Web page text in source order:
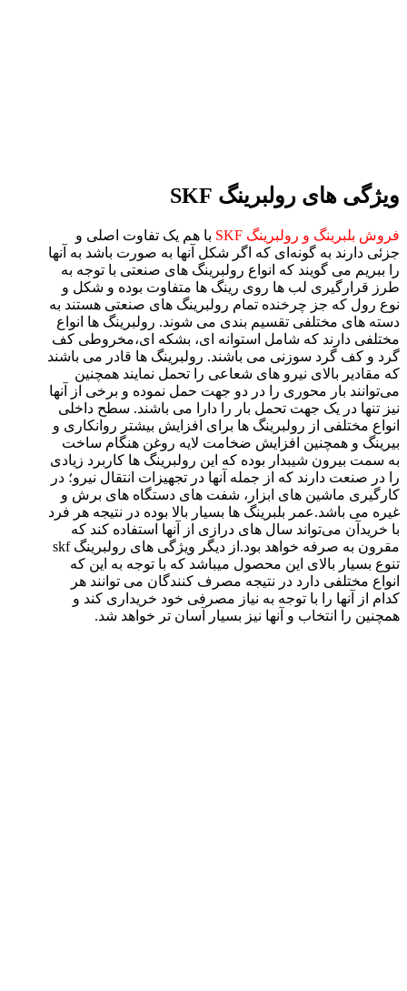
ویژگی های رولبرینگ SKF
فروش بلبرینگ و رولبرینگ SKF
با هم یک تفاوت اصلی و
جزئی دارند به گونه‌ای که اگر شکل آنها به صورت باشد به آنها
را ببریم می گویند که انواع رولبرینگ های صنعتی با توجه به
طرز قرارگیری لب ها روی رینگ ها متفاوت بوده و شکل و
نوع رول که جز چرخنده تمام رولبرینگ های صنعتی هستند به
دسته های مختلفی تقسیم بندی می شوند. رولبرینگ ها انواع
مختلفی دارند که شامل استوانه ای، بشکه ای،مخروطی کف
گرد و کف گرد سوزنی می باشند. رولبرینگ ها قادر می باشند
که مقادیر بالای نیرو های شعاعی را تحمل نمایند همچنین
می‌توانند بار محوری را در دو جهت حمل نموده و برخی از آنها
نیز تنها در یک جهت تحمل بار را دارا می باشند. سطح داخلی
انواع مختلفی از رولبرینگ ها برای افزایش بیشتر روانکاری و
بیرینگ و همچنین افزایش ضخامت لایه روغن هنگام ساخت
به سمت بیرون شیبدار بوده که این رولبرینگ ها کاربرد زیادی
را در صنعت دارند که از جمله آنها در تجهیزات انتقال نیرو؛ در
کارگیری ماشین های ابزار، شفت های دستگاه های برش و
غیره می باشد.عمر بلبرینگ ها بسیار بالا بوده در نتیجه هر فرد
با خریدآن می‌تواند سال های درازی از آنها استفاده کند که
مقرون به صرفه خواهد بود.از دیگر ویژگی های رولبرینگ skf
تنوع بسیار بالای این محصول میباشد که با توجه به این که
انواع مختلفی دارد در نتیجه مصرف کنندگان می توانند هر
کدام از آنها را با توجه به نیاز مصرفی خود خریداری کند و
همچنین را انتخاب و آنها نیز بسیار آسان تر خواهد شد.